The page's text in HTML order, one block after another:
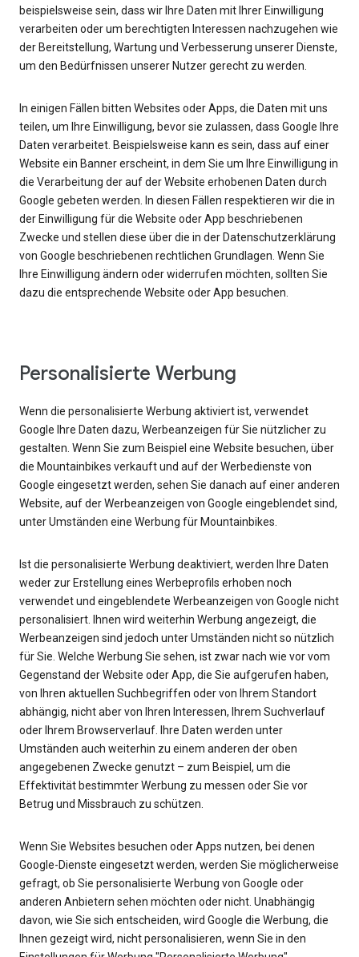
beispielsweise sein, dass wir Ihre Daten mit Ihrer Einwilligung
verarbeiten oder um berechtigten Interessen nachzugehen wie
der Bereitstellung, Wartung und Verbesserung unserer Dienste,
um den Bedürfnissen unserer Nutzer gerecht zu werden.
In einigen Fällen bitten Websites oder Apps, die Daten mit uns
teilen, um Ihre Einwilligung, bevor sie zulassen, dass Google Ihre
Daten verarbeitet. Beispielsweise kann es sein, dass auf einer
Website ein Banner erscheint, in dem Sie um Ihre Einwilligung in
die Verarbeitung der auf der Website erhobenen Daten durch
Google gebeten werden. In diesen Fällen respektieren wir die in
der Einwilligung für die Website oder App beschriebenen
Zwecke und stellen diese über die in der Datenschutzerklärung
von Google beschriebenen rechtlichen Grundlagen. Wenn Sie
Ihre Einwilligung ändern oder widerrufen möchten, sollten Sie
dazu die entsprechende Website oder App besuchen.
Personalisierte Werbung
Wenn die personalisierte Werbung aktiviert ist, verwendet
Google Ihre Daten dazu, Werbeanzeigen für Sie nützlicher zu
gestalten. Wenn Sie zum Beispiel eine Website besuchen, über
die Mountainbikes verkauft und auf der Werbedienste von
Google eingesetzt werden, sehen Sie danach auf einer anderen
Website, auf der Werbeanzeigen von Google eingeblendet sind,
unter Umständen eine Werbung für Mountainbikes.
Ist die personalisierte Werbung deaktiviert, werden Ihre Daten
weder zur Erstellung eines Werbeprofils erhoben noch
verwendet und eingeblendete Werbeanzeigen von Google nicht
personalisiert. Ihnen wird weiterhin Werbung angezeigt, die
Werbeanzeigen sind jedoch unter Umständen nicht so nützlich
für Sie. Welche Werbung Sie sehen, ist zwar nach wie vor vom
Gegenstand der Website oder App, die Sie aufgerufen haben,
von Ihren aktuellen Suchbegriffen oder von Ihrem Standort
abhängig, nicht aber von Ihren Interessen, Ihrem Suchverlauf
oder Ihrem Browserverlauf. Ihre Daten werden unter
Umständen auch weiterhin zu einem anderen der oben
angegebenen Zwecke genutzt – zum Beispiel, um die
Effektivität bestimmter Werbung zu messen oder Sie vor
Betrug und Missbrauch zu schützen.
Wenn Sie Websites besuchen oder Apps nutzen, bei denen
Google-Dienste eingesetzt werden, werden Sie möglicherweise
gefragt, ob Sie personalisierte Werbung von Google oder
anderen Anbietern sehen möchten oder nicht. Unabhängig
davon, wie Sie sich entscheiden, wird Google die Werbung, die
Ihnen gezeigt wird, nicht personalisieren, wenn Sie in den